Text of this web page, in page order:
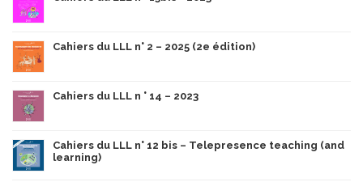
Cahiers du LLL n° 2 – 2025 (2e édition)
Cahiers du LLL n ° 14 – 2023
Cahiers du LLL n° 12 bis – Telepresence teaching (and
learning)